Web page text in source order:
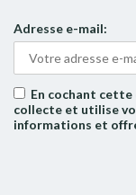
Adresse e-mail:
En cochant cette
collecte et utilise
informations et